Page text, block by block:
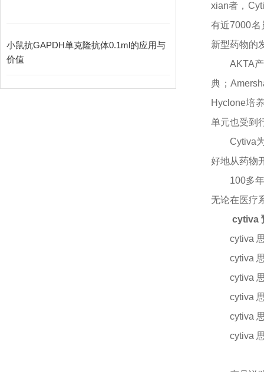
小鼠抗GAPDH单克隆抗体0.1ml的应用与
价值
xian者，
有近7000名
新型药物的
AKTA
典；
Hyclone培
单元也受到
Cytiva
好地从药物
100多
无论在医疗
cytiva
cytiva
cytiva
cytiva
cytiva
cytiva
cytiva